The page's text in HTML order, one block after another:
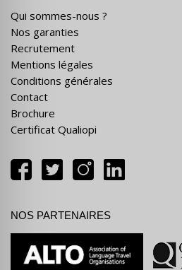
Qui sommes-nous ?
Nos garanties
Recrutement
Mentions légales
Conditions générales
Contact
Brochure
Certificat Qualiopi
NOS PARTENAIRES